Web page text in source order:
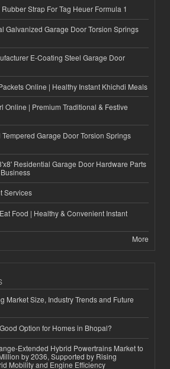
Strap For Tag Heuer Formula 1
Galvanized Garage Door Torsion Springs
E-Coating Steel Garage Door
Online | Healthy Instant Khichdi Meals
Online | Premium Traditional & Festive
Garage Door Torsion Springs
Residential Garage Door Hardware Parts
Services
Food | Healthy & Convenient Instant
More
Market Size, Industry Trends and Future
Option for Homes in Bhopal?
Extended Hybrid Powertrains Market to
by 2036, Supported by Rising
Mobility and Engine Efficiency